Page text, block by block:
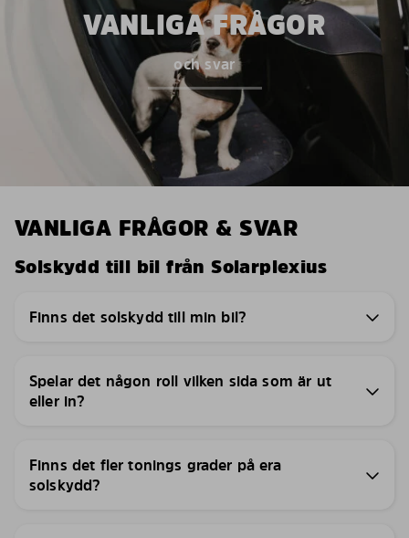
VANLIGA FRÅGOR
och svar
VANLIGA FRÅGOR & SVAR
Solskydd till bil från Solarplexius
Finns det solskydd till min bil?
Spelar det någon roll vilken sida som är ut
eller in?
Finns det fler tonings grader på era
solskydd?